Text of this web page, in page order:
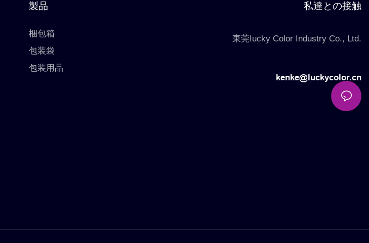
製品
梱包箱
包装袋
包装用品
私達との接触
東莞Iucky Color Industry Co., Ltd.
kenke@luckycolor.cn